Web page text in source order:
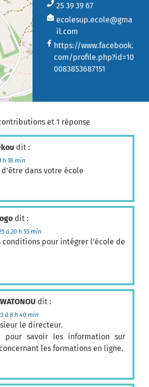
25 39 39 67
ecolesup.ecole@gma
il.com
https://www.facebook.
com/profile.php?id=10
0083853687151
et 1 réponse
dit :
h 18 min
d’être dans votre école
dit :
à 20 h 55 min
conditions pour intégrer l’école de
dit :
à 8 h 40 min
le directeur.
pour savoir les information sur
les formations en ligne.